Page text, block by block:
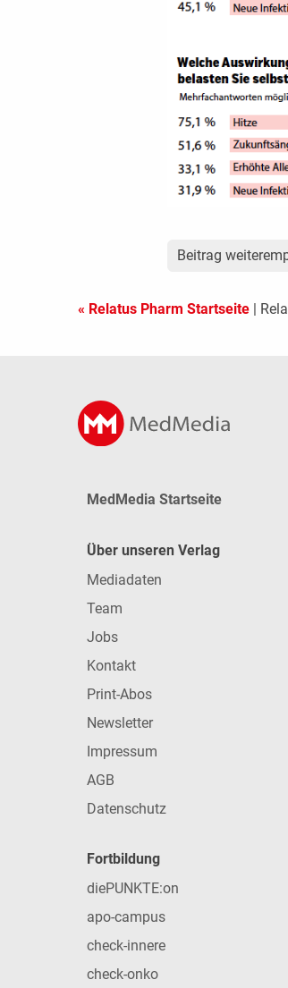
Beitrag
« Relatus Pharm Startseite |
MedMedia Startseite
Über unseren Verlag
Mediadaten
Team
Jobs
Kontakt
Print-Abos
Newsletter
Impressum
AGB
Datenschutz
Fortbildung
diePUNKTE:on
apo-campus
check-innere
check-onko